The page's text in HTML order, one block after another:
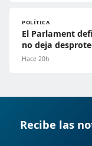
POLÍTICA
El Parlament
no deja
Hace 20h
Recibe las